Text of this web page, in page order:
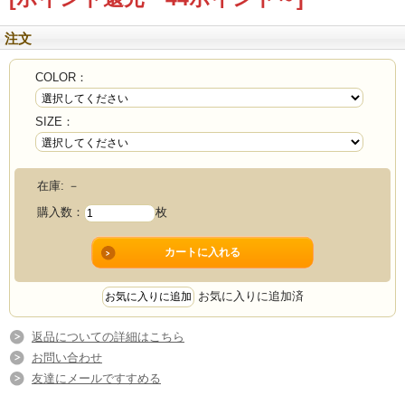
注文
COLOR：
SIZE：
在庫: －
購入数：
枚
お気に入りに追加済
返品についての詳細はこちら
お問い合わせ
友達にメールですすめる